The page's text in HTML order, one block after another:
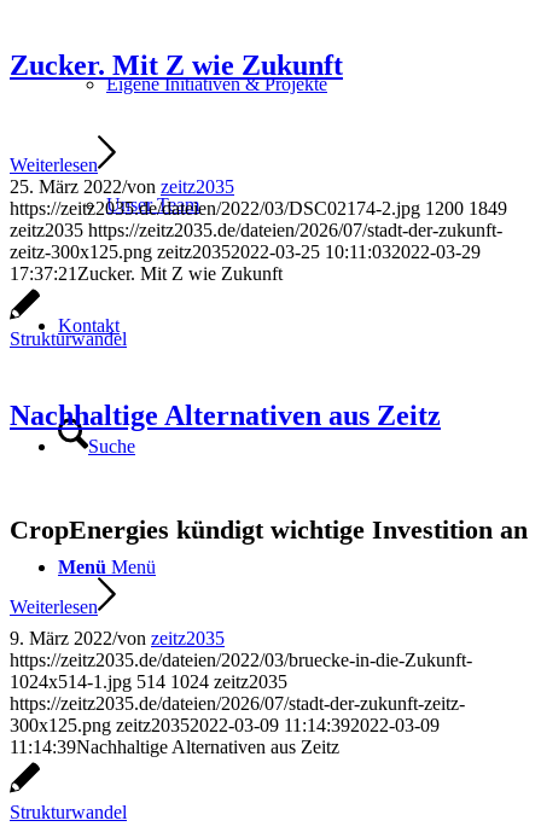
Eigene Initiativen & Projekte
Unser Team
Kontakt
Suche
Menü Menü
Zucker. Mit Z wie Zukunft
Weiterlesen
25. März 2022/von zeitz2035
https://zeitz2035.de/dateien/2022/03/DSC02174-2.jpg 1200 1849
zeitz2035 https://zeitz2035.de/dateien/2026/07/stadt-der-zukunft-
zeitz-300x125.png zeitz20352022-03-25 10:11:032022-03-29
17:37:21 Zucker. Mit Z wie Zukunft
Strukturwandel
Nachhaltige Alternativen aus Zeitz
CropEnergies kündigt wichtige Investition an
Weiterlesen
9. März 2022/von zeitz2035
https://zeitz2035.de/dateien/2022/03/bruecke-in-die-Zukunft-
1024x514-1.jpg 514 1024 zeitz2035
https://zeitz2035.de/dateien/2026/07/stadt-der-zukunft-zeitz-
300x125.png zeitz20352022-03-09 11:14:392022-03-09
11:14:39Nachhaltige Alternativen aus Zeitz
Strukturwandel